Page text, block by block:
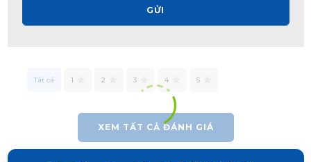
GỬI
Tất cả 1 2 3 4 5
XEM TẤT CẢ ĐÁNH GIÁ